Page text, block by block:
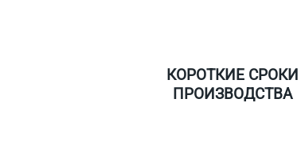
КОРОТКИЕ СРОКИ
ПРОИЗВОДСТВА